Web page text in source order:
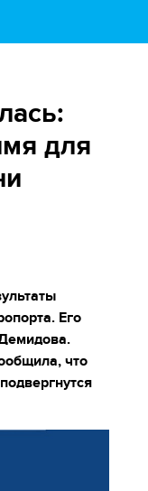
для
Его
что